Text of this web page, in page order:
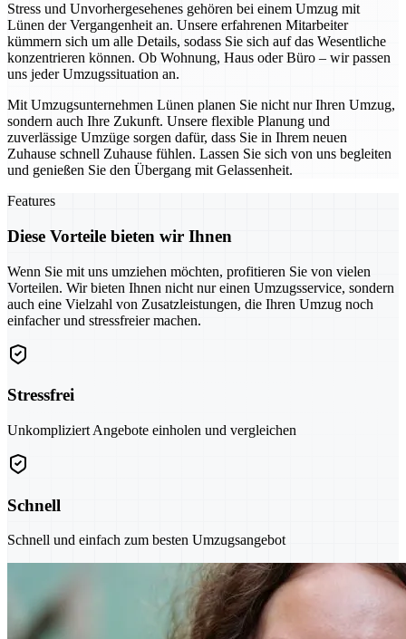
Stress und Unvorhergesehenes gehören bei einem Umzug mit
Lünen der Vergangenheit an. Unsere erfahrenen Mitarbeiter
kümmern sich um alle Details, sodass Sie sich auf das Wesentliche
konzentrieren können. Ob Wohnung, Haus oder Büro – wir passen
uns jeder Umzugssituation an.
Mit Umzugsunternehmen Lünen planen Sie nicht nur Ihren Umzug,
sondern auch Ihre Zukunft. Unsere flexible Planung und
zuverlässige Umzüge sorgen dafür, dass Sie in Ihrem neuen
Zuhause schnell Zuhause fühlen. Lassen Sie sich von uns begleiten
und genießen Sie den Übergang mit Gelassenheit.
Features
Diese Vorteile bieten wir Ihnen
Wenn Sie mit uns umziehen möchten, profitieren Sie von vielen
Vorteilen. Wir bieten Ihnen nicht nur einen Umzugsservice, sondern
auch eine Vielzahl von Zusatzleistungen, die Ihren Umzug noch
einfacher und stressfreier machen.
Stressfrei
Unkompliziert Angebote einholen und vergleichen
Schnell
Schnell und einfach zum besten Umzugsangebot